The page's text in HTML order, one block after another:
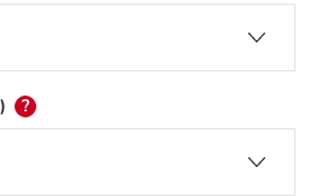
?